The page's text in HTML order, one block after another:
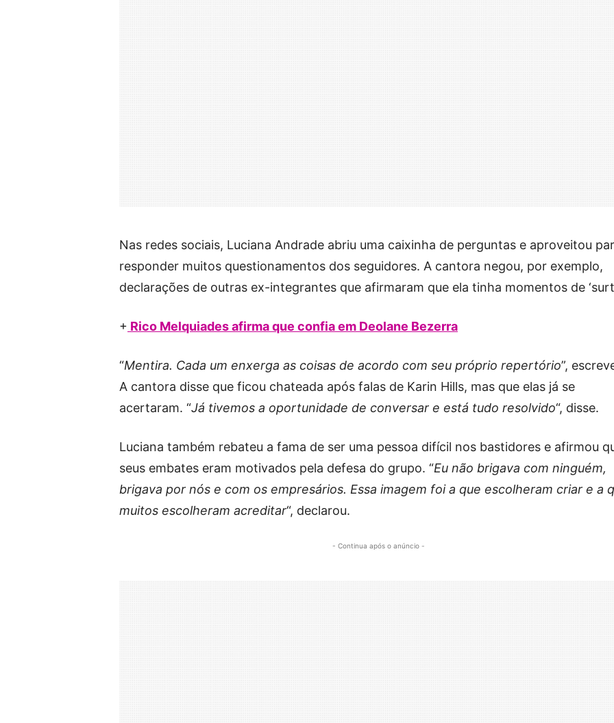
Nas redes sociais, Luciana Andrade abriu uma caixinha de perguntas e aproveitou
responder muitos questionamentos dos seguidores. A cantora negou, por exemplo,
declarações de outras ex-integrantes que afirmaram que ela tinha momentos de
+ Rico Melquiades afirma que confia em Deolane Bezerra
“Mentira. Cada um enxerga as coisas de acordo com seu próprio repertório”,
A cantora disse que ficou chateada após falas de Karin Hills, mas que elas já se
acertaram. “Já tivemos a oportunidade de conversar e está tudo resolvido“, disse.
Luciana também rebateu a fama de ser uma pessoa difícil nos bastidores e afirmou
seus embates eram motivados pela defesa do grupo. “Eu não brigava com ninguém,
brigava por nós e com os empresários. Essa imagem foi a que escolheram criar e a
muitos escolheram acreditar“, declarou.
- Continua após o anúncio -